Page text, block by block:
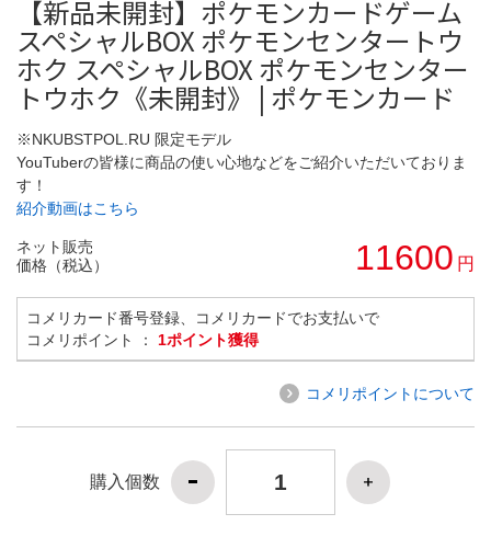
【新品未開封】ポケモンカードゲーム
スペシャルBOX ポケモンセンタートウ
ホク スペシャルBOX ポケモンセンター
トウホク《未開封》 | ポケモンカード
※NKUBSTPOL.RU 限定モデル
YouTuberの皆様に商品の使い心地などをご紹介いただいておりま
す！
紹介動画はこちら
ネット販売
価格（税込）
11600 円
コメリカード番号登録、コメリカードでお支払いで
コメリポイント ： 1ポイント獲得
コメリポイントについて
購入個数